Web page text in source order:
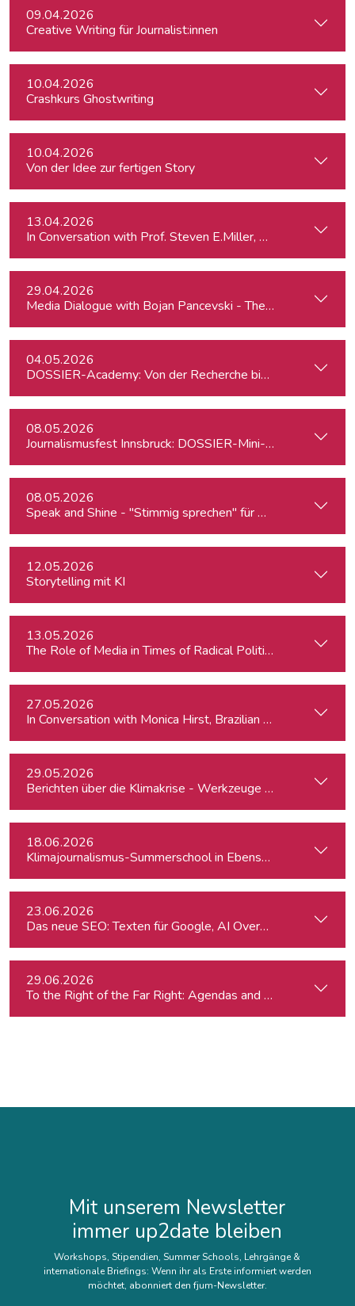
09.04.2026
Creative Writing für Journalist:innen
10.04.2026
Crashkurs Ghostwriting
10.04.2026
Von der Idee zur fertigen Story
13.04.2026
In Conversation with Prof. Steven E.Miller, Director of the
29.04.2026
Media Dialogue with Bojan Pancevski - The Wall Street
04.05.2026
DOSSIER-Academy: Von der Recherche bis zur
08.05.2026
Journalismusfest Innsbruck: DOSSIER-Mini-Academy
08.05.2026
Speak and Shine - "Stimmig sprechen" für Podcast,
12.05.2026
Storytelling mit KI
13.05.2026
The Role of Media in Times of Radical Political Change:
27.05.2026
In Conversation with Monica Hirst, Brazilian security
29.05.2026
Berichten über die Klimakrise - Werkzeuge für
18.06.2026
Klimajournalismus-Summerschool in Ebensee
23.06.2026
Das neue SEO: Texten für Google, AI Overviews, ChatGPT
29.06.2026
To the Right of the Far Right: Agendas and Appeals
Mit unserem Newsletter
immer up2date bleiben
Workshops, Stipendien, Summer Schools, Lehrgänge &
internationale Briefings: Wenn ihr als Erste informiert werden
möchtet, abonniert den fjum-Newsletter.